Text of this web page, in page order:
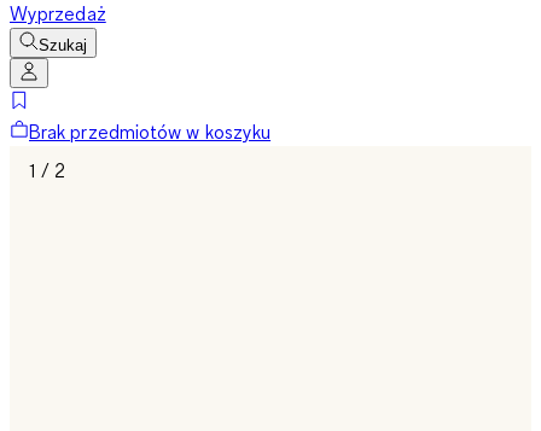
Wyprzedaż
Szukaj
Brak przedmiotów w koszyku
1 / 2